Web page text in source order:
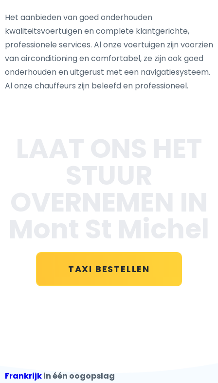
Het aanbieden van goed onderhouden
kwaliteitsvoertuigen en complete klantgerichte,
professionele services. Al onze voertuigen zijn voorzien
van airconditioning en comfortabel, ze zijn ook goed
onderhouden en uitgerust met een navigatiesysteem.
Al onze chauffeurs zijn beleefd en professioneel.
TAXI BESTELLEN
Frankrijkin één oogopslag